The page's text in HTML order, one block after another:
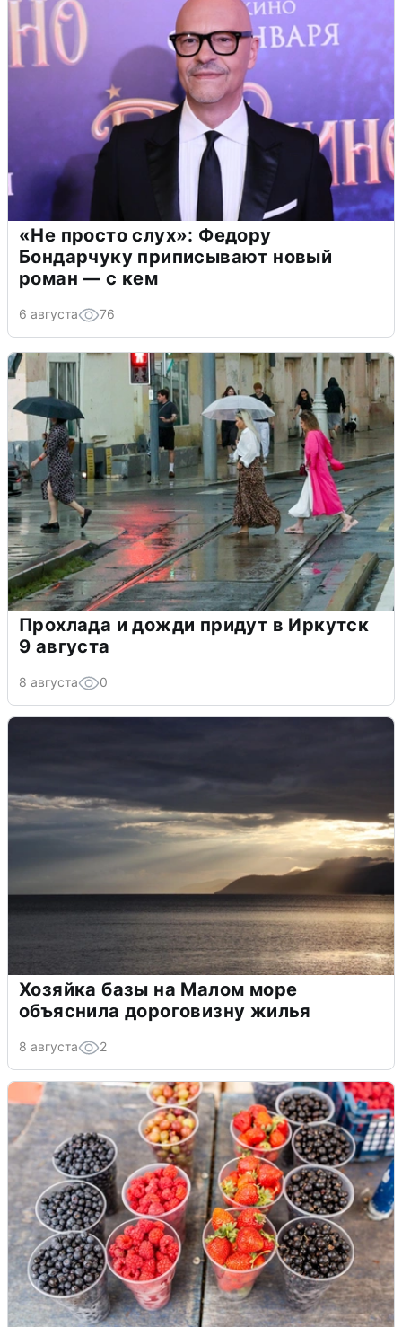
«Не просто слух»: Федору
Бондарчуку приписывают новый
роман — с кем
6 августа 76
Прохлада и дожди придут в Иркутск
9 августа
8 августа 0
Хозяйка базы на Малом море
объяснила дороговизну жилья
8 августа 2